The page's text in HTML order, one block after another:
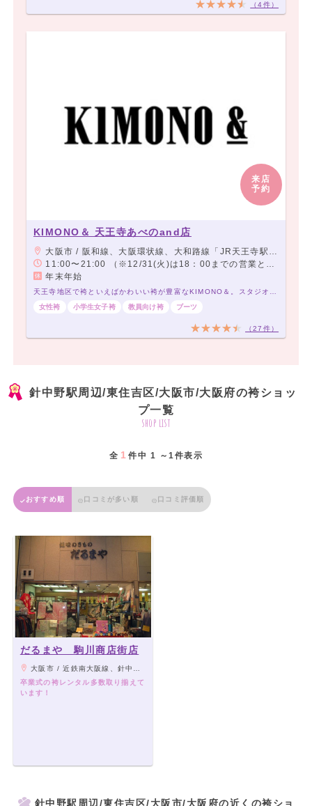
（4件）
来店
予約
KIMONO＆ 天王寺あべのand店
大阪市 / 阪和線、大阪環状線、大和路線「JR天王寺駅」下車「ミオステーション1F中央口」より徒歩5分。 大阪メトロ御堂筋線「天王寺駅」下車「西改札」より徒歩5分。 大阪メトロ谷町線「阿部野駅」下車「北改札、1番出口」より徒歩3分。 阪堺電車「阿部野駅」下車徒歩3分。
11:00〜21:00 （※12/31(火)は18：00までの営業となります。この日の予約受付可能時間は16：30までとなります。）
年末年始
天王寺地区で袴といえばかわいい袴が豊富なKIMONO＆。スタジオ完備で前撮りもOK
女性袴
小学生女子袴 教員向け袴 ブーツ
（27件）
針中野駅周辺/東住吉区/大阪市/大阪府の袴ショッ
プ一覧
shop list
全 1 件中 1 ～1件表示
おすすめ順 口コミが多い順 口コミ評価順
だるまや 駒川商店街店
大阪市 / 近鉄南大阪線、針中野駅徒歩3分/地下鉄谷町線 駒川中野駅徒歩5分
卒業式の袴レンタル多数取り揃えて
います！
針中野駅周辺/東住吉区/大阪市/大阪府の近くの袴ショ